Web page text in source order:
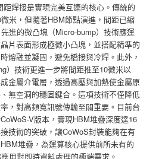
焊接是實現完美互連的核心。傳統的
米，但隨著HBM節點演進，間距已縮
進的微凸塊（Micro-bump）技術應運
片表面形成極微小凸塊，並搭配精準的
熔融並凝固，避免橋接與冷焊。此外，
）技術更進一步將間距推至10微米以
金屬介電層，透過高壓與加熱使金屬原
無空洞的穩固鍵合。這項技術不僅降低
，對高頻寬訊號傳輸至關重要。目前台
V版本，實現HBM堆疊深度達16
技術的突破，讓CoWoS封裝能夠在有
堆疊，為運算核心提供前所未有的
用對即時資料處理的極端需求。